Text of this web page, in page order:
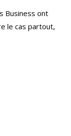
Business ont
le cas partout,